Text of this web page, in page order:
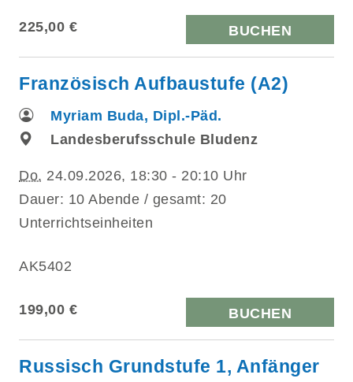
225,00 € BUCHEN
Französisch Aufbaustufe (A2)
Myriam Buda, Dipl.-Päd.
Landesberufsschule Bludenz
Do. 24.09.2026, 18:30 - 20:10 Uhr
Dauer: 10 Abende / gesamt: 20
Unterrichtseinheiten
AK5402
199,00 € BUCHEN
Russisch Grundstufe 1, Anfänger